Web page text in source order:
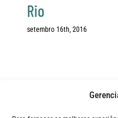
Rio
setembro 16th, 2016